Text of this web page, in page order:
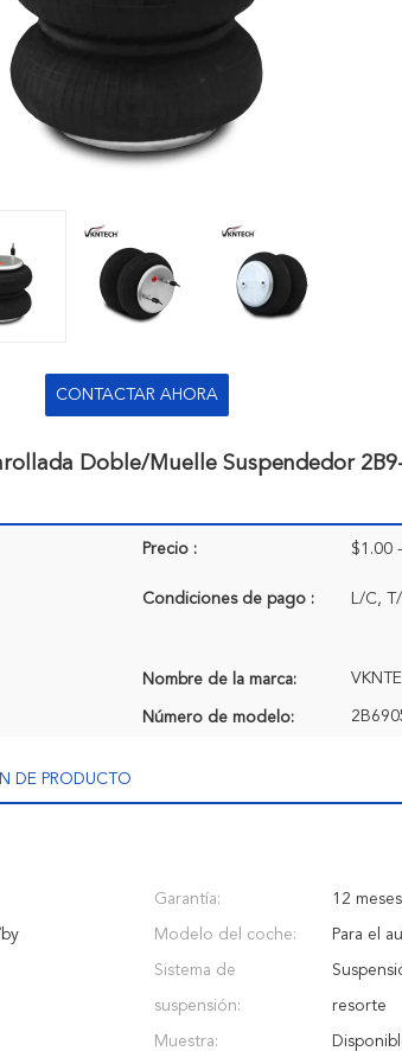
CONTACTAR AHORA
Doble/muelle Suspendedor
Precio : $1.00
Condiciones de pago : L/C,
Nombre de la marca:
Número de modelo:
DE PRODUCTO
Garantía: 12 meses
Modelo del coche: Para el
Sistema de
suspensión: resorte
Muestra: